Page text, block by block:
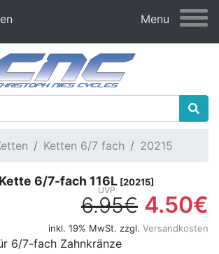
Menu
Ketten 6/7 fach 20215
6/7-fach 116L [20215]
6.95€ 4.50€
inkl. 19% MwSt. zzgl. Versandkosten
6/7-fach Zahnkränze